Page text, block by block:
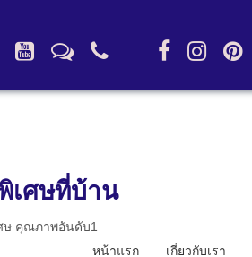
เศษที่บ้าน
ษ คุณภาพอันดับ1
หน้าแรก
เกี่ยวกับเรา